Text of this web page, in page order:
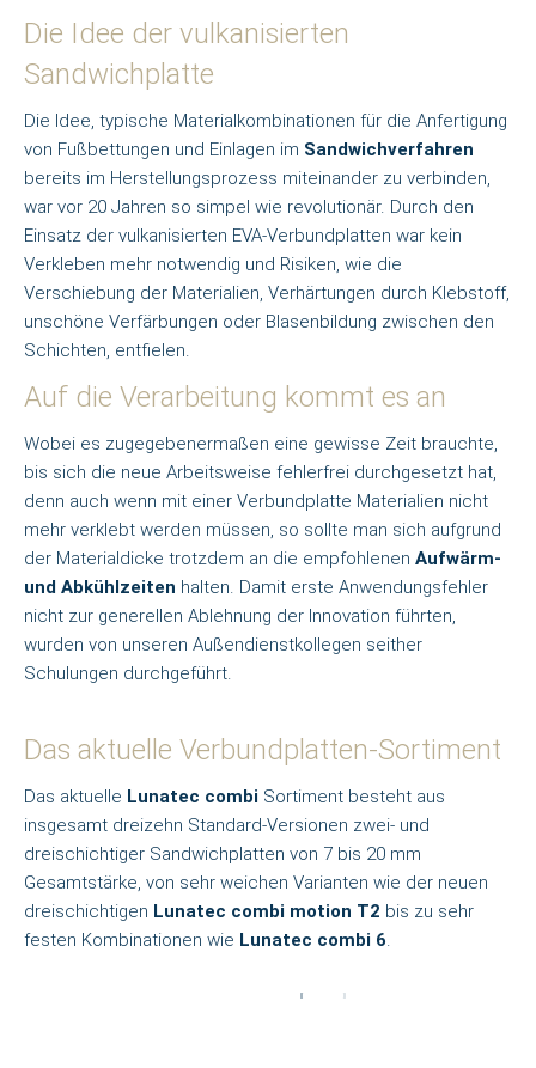
Die Idee der vulkanisierten
Sandwichplatte
Die Idee, typische Materialkombinationen für die Anfertigung
von Fußbettungen und Einlagen im Sandwichverfahren
bereits im Herstellungsprozess miteinander zu verbinden,
war vor 20 Jahren so simpel wie revolutionär. Durch den
Einsatz der vulkanisierten EVA-Verbundplatten war kein
Verkleben mehr notwendig und Risiken, wie die
Verschiebung der Materialien, Verhärtungen durch Klebstoff,
unschöne Verfärbungen oder Blasenbildung zwischen den
Schichten, entfielen.
Auf die Verarbeitung kommt es an
Wobei es zugegebenermaßen eine gewisse Zeit brauchte,
bis sich die neue Arbeitsweise fehlerfrei durchgesetzt hat,
denn auch wenn mit einer Verbundplatte Materialien nicht
mehr verklebt werden müssen, so sollte man sich aufgrund
der Materialdicke trotzdem an die empfohlenen Aufwärm-
und Abkühlzeiten halten. Damit erste Anwendungsfehler
nicht zur generellen Ablehnung der Innovation führten,
wurden von unseren Außendienstkollegen seither
Schulungen durchgeführt.
Das aktuelle Verbundplatten-Sortiment
Das aktuelle Lunatec combi Sortiment besteht aus
insgesamt dreizehn Standard-Versionen zwei- und
dreischichtiger Sandwichplatten von 7 bis 20 mm
Gesamtstärke, von sehr weichen Varianten wie der neuen
dreischichtigen Lunatec combi motion T2 bis zu sehr
festen Kombinationen wie Lunatec combi 6.